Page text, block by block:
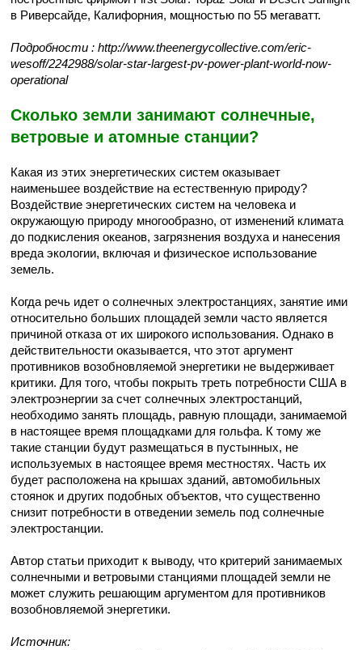
в Риверсайде, Калифорния, мощностью по 55 мегаватт.
Подробности : http://www.theenergycollective.com/eric-
wesoff/2242988/solar-star-largest-pv-power-plant-world-now-
operational
Сколько земли занимают солнечные,
ветровые и атомные станции?
Какая из этих энергетических систем оказывает
наименьшее воздействие на естественную природу?
Воздействие энергетических систем на человека и
окружающую природу многообразно, от изменений климата
до подкисления океанов, загрязнения воздуха и нанесения
вреда экологии, включая и физическое использование
земель.
Когда речь идет о солнечных электростанциях, занятие ими
относительно больших площадей земли часто является
причиной отказа от их широкого использования. Однако в
действительности оказывается, что этот аргумент
противников возобновляемой энергетики не выдерживает
критики. Для того, чтобы покрыть треть потребности США в
электроэнергии за счет солнечных электростанций,
необходимо занять площадь, равную площади, занимаемой
в настоящее время площадками для гольфа. К тому же
такие станции будут размещаться в пустынных, не
используемых в настоящее время местностях. Часть их
будет расположена на крышах зданий, автомобильных
стоянок и других подобных объектов, что существенно
снизит потребности в отведении земель под солнечные
электростанции.
Автор статьи приходит к выводу, что критерий занимаемых
солнечными и ветровыми станциями площадей земли не
может служить решающим аргументом для противников
возобновляемой энергетики.
Источник: